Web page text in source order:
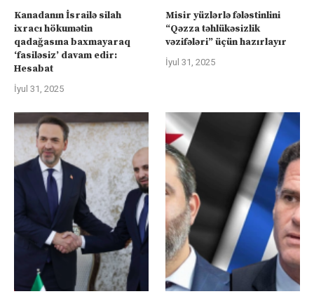
Kanadanın İsrailə silah
ixracı hökumətin
qadağasına baxmayaraq
‘fasiləsiz’ davam edir:
Hesabat
İyul 31, 2025
Misir yüzlərlə fələstinlini
“Qəzza təhlükəsizlik
vəzifələri” üçün hazırlayır
İyul 31, 2025